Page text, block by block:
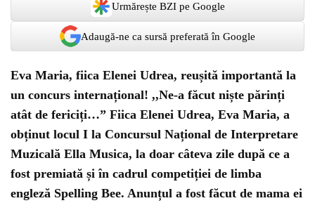
Urmărește BZI pe Google
Adaugă-ne ca sursă preferată în Google
Eva Maria, fiica Elenei Udrea, reușită importantă la
un concurs internațional! ,,Ne-a făcut niște părinți
atât de fericiți…” Fiica Elenei Udrea, Eva Maria, a
obținut locul I la Concursul Național de Interpretare
Muzicală Ella Musica, la doar câteva zile după ce a
fost premiată și în cadrul competiției de limba
engleză Spelling Bee. Anunțul a fost făcut de mama ei